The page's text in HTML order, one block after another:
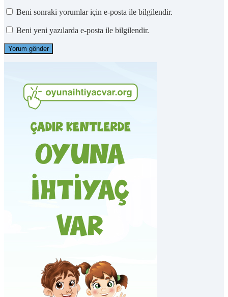
Beni sonraki yorumlar için e-posta ile bilgilendir.
Beni yeni yazılarda e-posta ile bilgilendir.